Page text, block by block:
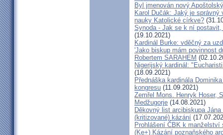
Byl jmenován nový
Karol Dučák: Jaký je
nauky Katolické církve?
Synoda - Jak se k ní
(19.10.2021)
Kardinál Burke: vděčný za
'Jako biskup mám povinnost
Robertem SARAHEM
Nigerijský kardinál:
(18.09.2021)
Přednáška kardinála
kongresu (11.09.2021)
Zemřel Mons. Henryk Hoser,
Medžugorje (14.08.2021)
Děkovný list arcibiskupa
(kritizované) kázání
Prohlášení ČBK k manželství
(Ke+) Kázání poznaňského